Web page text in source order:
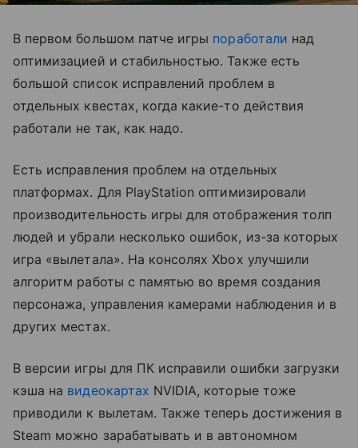
В первом большом патче игры поработали над
оптимизацией и стабильностью. Также есть
большой список исправлений проблем в
отдельных квестах, когда какие-то действия
работали не так, как надо.
Есть исправления проблем на отдельных
платформах. Для PlayStation оптимизировали
производительность игры для отображения толп
людей и убрали несколько ошибок, из-за которых
игра «вылетала». На консолях Xbox улучшили
алгоритм работы с памятью во время создания
персонажа, управления камерами наблюдения и в
других местах.
В версии игры для ПК исправили ошибки загрузки
кэша на видеокартах NVIDIA, которые тоже
приводили к вылетам. Также теперь достижения в
Steam можно зарабатывать и в автономном